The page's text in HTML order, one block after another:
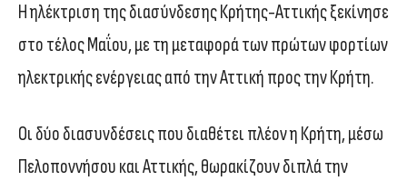
Η ηλέκτριση της διασύνδεσης Κρήτης-Αττικής ξεκίνησε
στο τέλος Μαΐου, με τη μεταφορά των πρώτων φορτίων
ηλεκτρικής ενέργειας από την Αττική προς την Κρήτη.
Οι δύο διασυνδέσεις που διαθέτει πλέον η Κρήτη, μέσω
Πελοποννήσου και Αττικής, θωρακίζουν διπλά την